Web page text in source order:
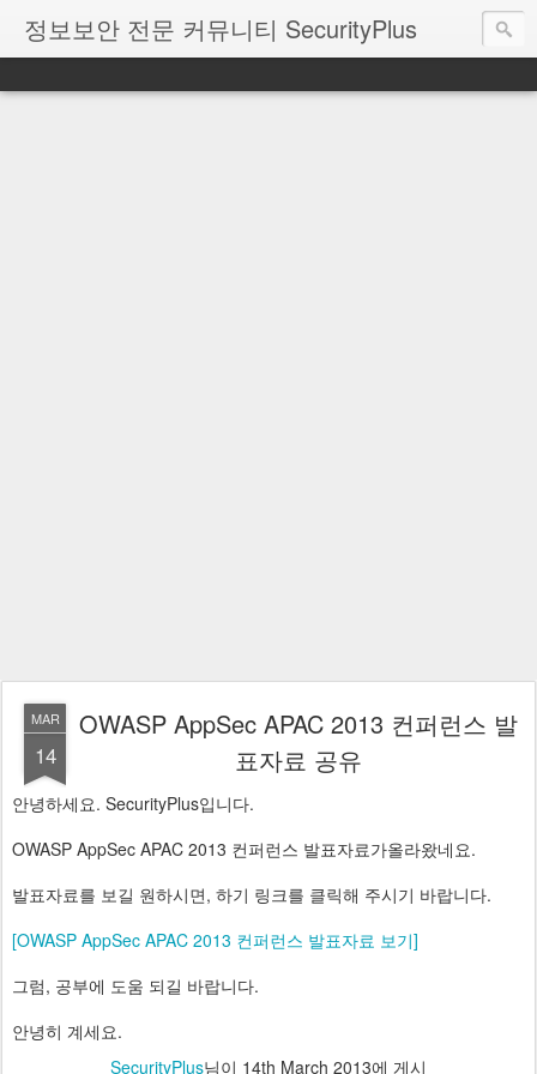
정보보안 전문 커뮤니티 SecurityPlus
MAR
14
OWASP AppSec APAC 2013 컨퍼런스 발
표자료 공유
안녕하세요. SecurityPlus입니다.
OWASP AppSec APAC 2013 컨퍼런스 발표자료가올라왔네요.
발표자료를 보길 원하시면, 하기 링크를 클릭해 주시기 바랍니다.
[OWASP AppSec APAC 2013 컨퍼런스 발표자료 보기]
그럼, 공부에 도움 되길 바랍니다.
안녕히 계세요.
SecurityPlus님이 14th March 2013에 게시